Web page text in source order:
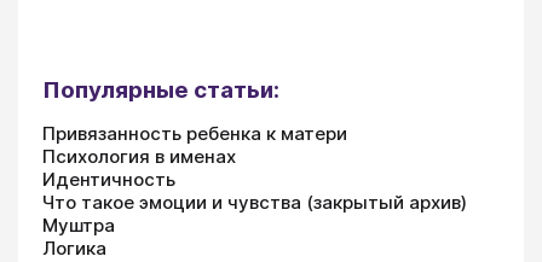
Популярные статьи:
Привязанность ребенка к матери
Психология в именах
Идентичность
Что такое эмоции и чувства (закрытый архив)
Муштра
Логика